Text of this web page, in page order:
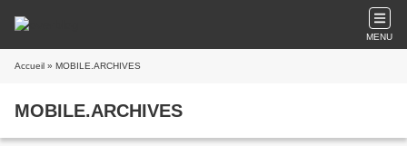
MENU
Accueil » MOBILE.ARCHIVES
MOBILE.ARCHIVES